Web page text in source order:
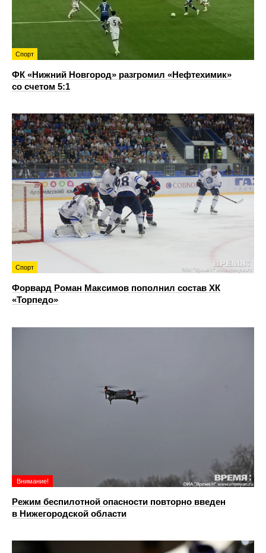
Спорт
ФК «Нижний Новгород» разгромил «Нефтехимик»
со счетом 5:1
Спорт
Форвард Роман Максимов пополнил состав ХК
«Торпедо»
Внимание!
Режим беспилотной опасности повторно введен
в Нижегородской области